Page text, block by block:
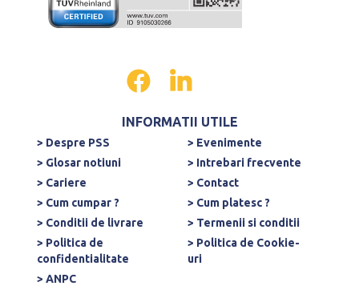
INFORMATII UTILE
> Despre PSS
> Evenimente
> Glosar notiuni
> Intrebari frecvente
> Cariere
> Contact
> Cum cumpar ?
> Cum platesc ?
> Conditii de livrare
> Termenii si conditii
> Politica de
confidentialitate
> Politica de Cookie-
uri
> ANPC